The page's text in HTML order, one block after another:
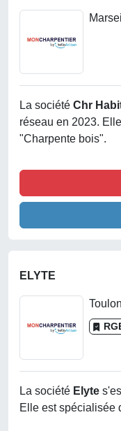
La société Chr
réseau en 2023.
"Charpente bois".
ELYTE
Toulon
La société Elyte
Elle est spécialisée